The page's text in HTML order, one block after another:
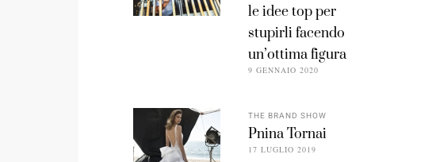
le idee top per
stupirli facendo
un’ottima figura
9 GENNAIO 2020
THE BRAND SHOW
Pnina Tornai
17 LUGLIO 2019